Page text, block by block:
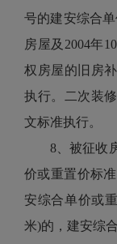
号的建安综合
房屋及2004年
权房屋的旧房
执行。二次装
文标准执行。
8、被征收房
价或重置价标
安综合单价或
米)的，建安综